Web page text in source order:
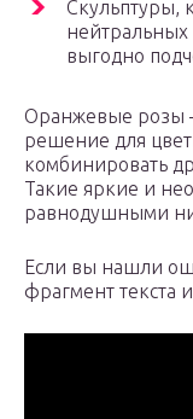
Скульптуры,
выгодно
Оранжевые розы
решение для
комбинировать
Такие яркие и
равнодушными ни
Если вы нашли
фрагмент текста